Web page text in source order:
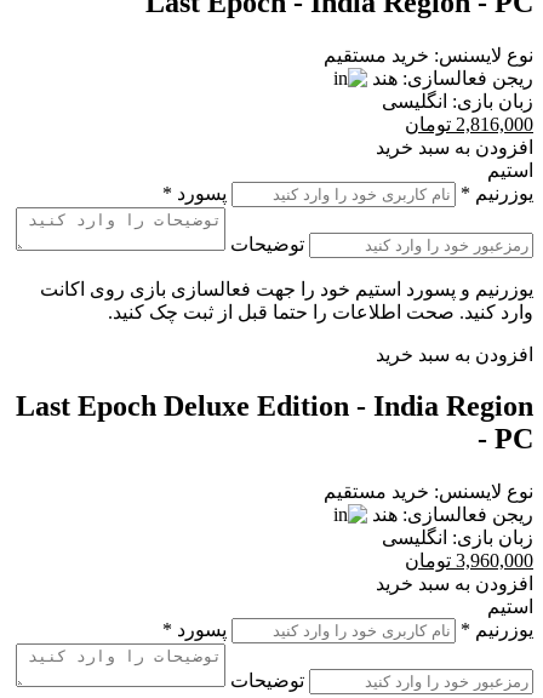
نوع لایسنس: خرید مستقیم
ریجن فعالسازی: هند
زبان بازی: انگلیسی
2,816,000 تومان
افزودن به سبد خرید
استیم
یوزرنیم * پسورد *
توضیحات
یوزرنیم و پسورد استیم خود را جهت فعالسازی بازی روی اکانت
وارد کنید. صحت اطلاعات را حتما قبل از ثبت چک کنید.
افزودن به سبد خرید
Last Epoch Deluxe Edition - India Region
- PC
نوع لایسنس: خرید مستقیم
ریجن فعالسازی: هند
زبان بازی: انگلیسی
3,960,000 تومان
افزودن به سبد خرید
استیم
یوزرنیم * پسورد *
توضیحات